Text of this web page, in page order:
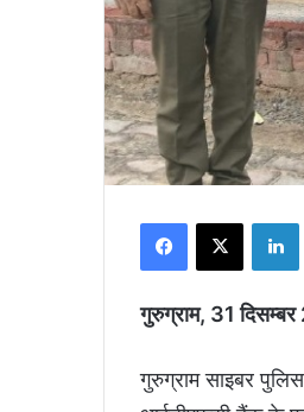
Facebook
X
गुरुग्राम, 31
गुरुग्राम साइबर